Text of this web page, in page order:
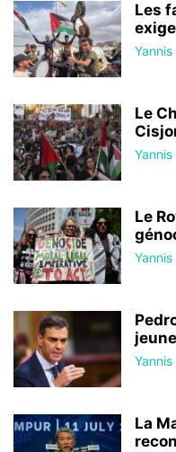
Les
Yannis
Le
Yannis
Le
Yannis
Yannis
La